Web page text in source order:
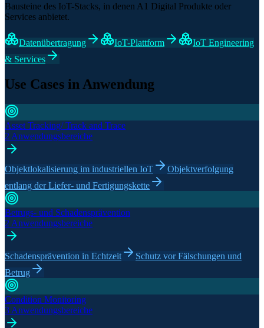
Bausteine des IoT-Stacks, in denen A1 Digital Produkte oder
Services anbietet.
Datenübertragung IoT-Plattform
IoT Engineering
& Services
Use Cases in Anwendung
Asset Tracking/ Track and Trace
2 Anwendungsbereiche
Objektlokalisierung im industriellen IoT
Objektverfolgung
entlang der Liefer- und Fertigungskette
Betrugs- und Schadensprävention
2 Anwendungsbereiche
Schadensprävention in Echtzeit
Schutz vor Fälschungen und
Betrug
Condition Monitoring
3 Anwendungsbereiche